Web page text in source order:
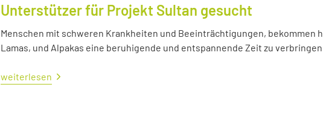
Unterstützer für Projekt Sultan gesucht
Menschen mit schweren Krankheiten und Beeinträchtigungen, bekommen
Lamas, und Alpakas eine beruhigende und entspannende Zeit zu verbringen.
weiterlesen